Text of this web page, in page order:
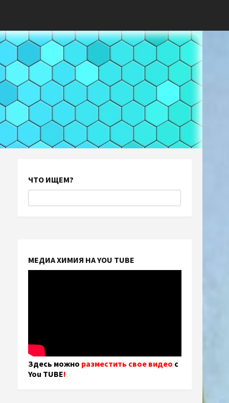
ЧТО ИЩЕМ?
МЕДИА ХИМИЯ НА YOU TUBE
Здесь можно разместить свое видео с
You TUBE!